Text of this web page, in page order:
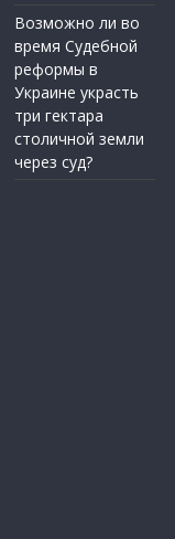
Возможно ли во
время Судебной
реформы в
Украине украсть
три гектара
столичной земли
через суд?